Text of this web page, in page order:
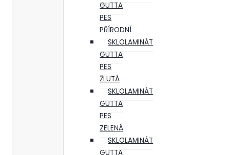
GUTTA
PES
PŘÍRODNÍ
SKLOLAMINÁT
GUTTA
PES
ŽLUTÁ
SKLOLAMINÁT
GUTTA
PES
ZELENÁ
SKLOLAMINÁT
GUTTA